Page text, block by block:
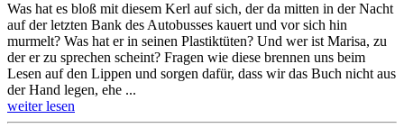
Was hat es bloß mit diesem Kerl auf sich, der da mitten in der Nacht
auf der letzten Bank des Autobusses kauert und vor sich hin
murmelt? Was hat er in seinen Plastiktüten? Und wer ist Marisa, zu
der er zu spre­chen scheint? Fragen wie diese brennen uns beim
Lesen auf den Lippen und sorgen dafür, dass wir das Buch nicht aus
der Hand legen, ehe ...
weiter lesen